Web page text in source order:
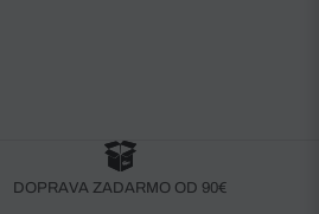
DOPRAVA ZADARMO OD 90€